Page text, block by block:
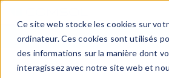
Ce site web stocke les cookies sur
ordinateur. Ces cookies sont utilisés
des informations sur la manière dont
interagissez avec notre site web et
CONNEXION